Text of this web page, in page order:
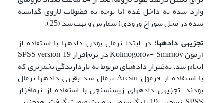
وارد شده به داخل غده (با توجه به فضولات لاروی گذاشته
شده در محل سوراخ ورودی) شمارش و ثبت شد (25).
تجزیه­ی داده­ها: در ابتدا نرمال بودن داده­ها با استفاده از
آزمون Kolmogorov- Smirnov در نرم‌افزار SPSS version 19
انجام شد. به‌غیراز داده­های مربوط به بازدارندگی تخم­ریزی که
با استفاده از فرمول Arcsin نرمال شد بقیه­ی داده­ها نرمال
بودند. تجزیه­ی داده­های زیست­سنجی با استفاده از نرم­افزار